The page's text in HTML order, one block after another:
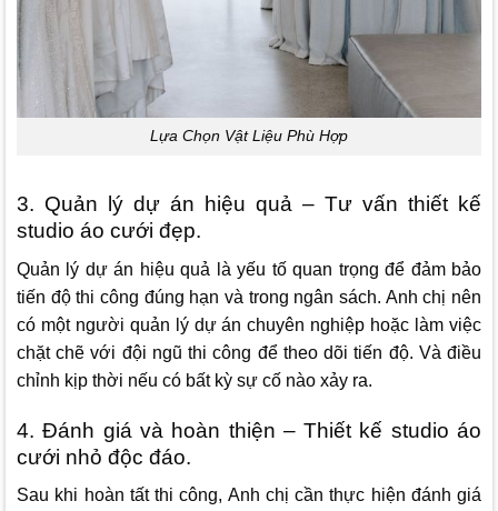
Lựa Chọn Vật Liệu Phù Hợp
3. Quản lý dự án hiệu quả – Tư vấn thiết kế
studio áo cưới đẹp.
Quản lý dự án hiệu quả là yếu tố quan trọng để đảm bảo
tiến độ thi công đúng hạn và trong ngân sách. Anh chị nên
có một người quản lý dự án chuyên nghiệp hoặc làm việc
chặt chẽ với đội ngũ thi công để theo dõi tiến độ. Và điều
chỉnh kịp thời nếu có bất kỳ sự cố nào xảy ra.
4. Đánh giá và hoàn thiện – Thiết kế studio áo
cưới nhỏ độc đáo.
Sau khi hoàn tất thi công, Anh chị cần thực hiện đánh giá